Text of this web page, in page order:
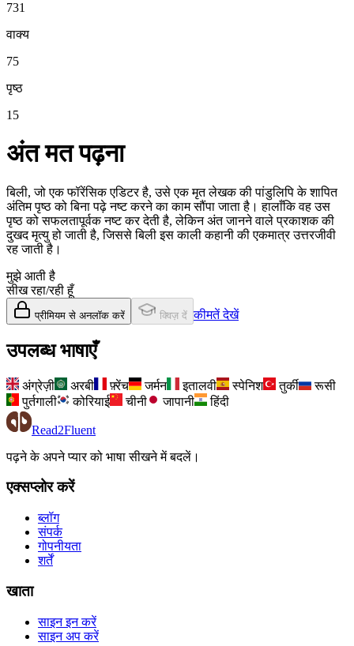
731
वाक्य
75
पृष्ठ
15
अंत मत पढ़ना
बिली, जो एक फॉरेंसिक एडिटर है, उसे एक मृत लेखक की पांडुलिपि के शापित
अंतिम पृष्ठ को बिना पढ़े नष्ट करने का काम सौंपा जाता है। हालाँकि वह उस
पृष्ठ को सफलतापूर्वक नष्ट कर देती है, लेकिन अंत जानने वाले प्रकाशक की
दुखद मृत्यु हो जाती है, जिससे बिली इस काली कहानी की एकमात्र उत्तरजीवी
रह जाती है।
मुझे आती है
सीख रहा/रही हूँ
प्रीमियम से अनलॉक करें क्विज़ दें कीमतें देखें
उपलब्ध भाषाएँ
अंग्रेज़ी अरबी फ़्रेंच जर्मन इतालवी स्पेनिश तुर्की
रूसी
पुर्तगाली
कोरियाई चीनी जापानी हिंदी
Read2Fluent
पढ़ने के अपने प्यार को भाषा सीखने में बदलें।
एक्सप्लोर करें
ब्लॉग
संपर्क
गोपनीयता
शर्तें
खाता
साइन इन करें
साइन अप करें